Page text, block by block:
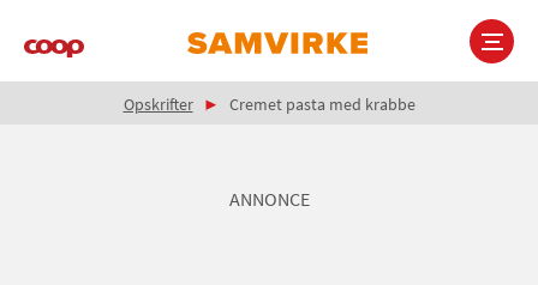
BrødkrummeOpskrifter Cremet pasta med krabbe
ANNONCE